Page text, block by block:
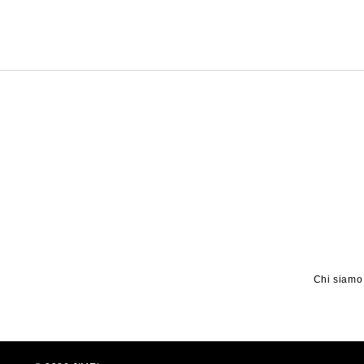
Chi siamo